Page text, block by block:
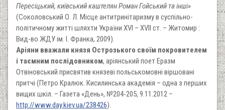
Пересіцький, київський каштелян Роман Гойський та інші»
(Соколовський О. Л. Місце антитринітаризму в суспільно-
політичному житті шляхти України XVI – XVII ст. – Житомир :
Вид-во ЖДУ ім. І. Франка, 2009).
Аріяни вважали князя Острозького своїм покровителем
і таємним послідовником, аріянський поет Еразм
Отвіновський присвятив князеві польськомовні віршовані
притчі (Петро Кралюк. Кисилинська академія – одна з перших
вищих шкіл. – Газета «День», №204-205, 9.11.2012 –
http://www.day.kiev.ua/238426).